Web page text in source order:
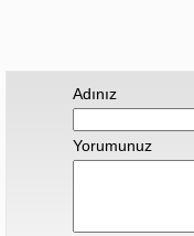
Adınız
Yorumunuz